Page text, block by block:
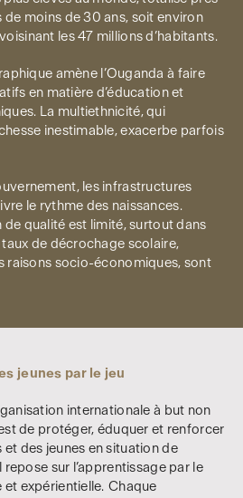
de moins de 30 ans, soit environ
les 47 millions d’habitants.
amène l’Ouganda à faire
en matière d’éducation et
La multiethnicité, qui
inestimable, exacerbe parfois
les infrastructures
le rythme des naissances.
de qualité est limité, surtout dans
taux de décrochage scolaire,
raisons socio-économiques, sont
jeunes par le jeu
internationale à but non
de protéger, éduquer et renforcer
et des jeunes en situation de
sur l’apprentissage par le
et expérientielle. Chaque